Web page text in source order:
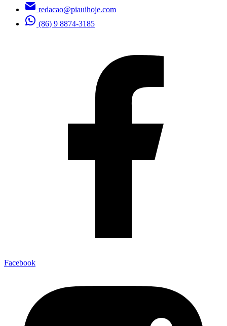
redacao@piauihoje.com
(86) 9 8874-3185
Facebook